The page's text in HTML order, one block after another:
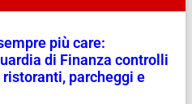
più care:
di Finanza controlli
parcheggi e